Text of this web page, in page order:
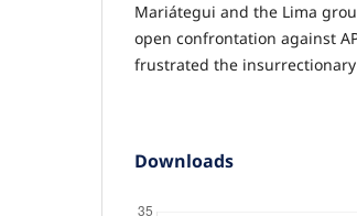
Mariátegui and the Lima
open confrontation against
frustrated the insurrectionary
Downloads